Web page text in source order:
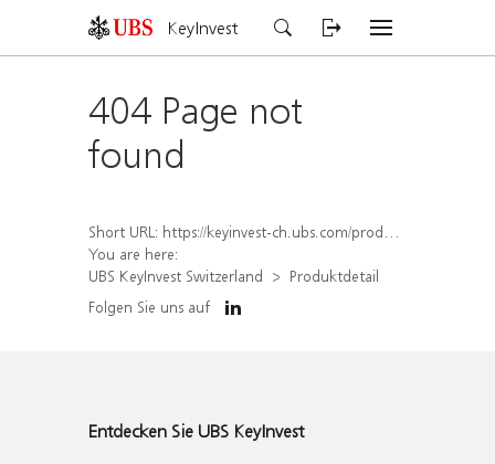
KeyInvest
404 Page not
found
Short URL: https://keyinvest-ch.ubs.com/produkt/detail/index/isin/CH1582451121
You are here:
UBS KeyInvest Switzerland
Produktdetail
Folgen Sie uns auf
Entdecken Sie UBS KeyInvest